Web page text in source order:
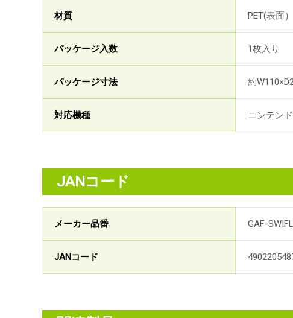
材質 PET(表面
パッケージ入数 1枚入り
パッケージ寸法 約
対応機種 ニンテン
JANコード
メーカー品番 GAF-
JANコード